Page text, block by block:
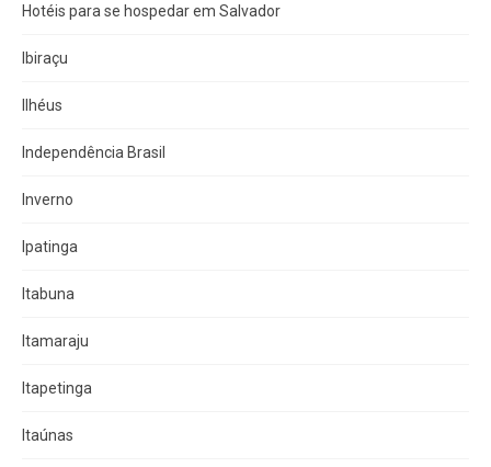
Hotéis para se hospedar em Salvador
Ibiraçu
Ilhéus
Independência Brasil
Inverno
Ipatinga
Itabuna
Itamaraju
Itapetinga
Itaúnas